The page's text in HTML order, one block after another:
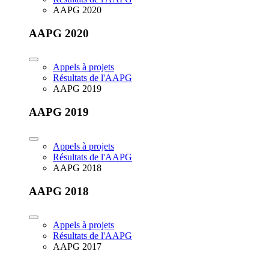
AAPG 2020
AAPG 2020
Appels à projets
Résultats de l'AAPG
AAPG 2019
AAPG 2019
Appels à projets
Résultats de l'AAPG
AAPG 2018
AAPG 2018
Appels à projets
Résultats de l'AAPG
AAPG 2017